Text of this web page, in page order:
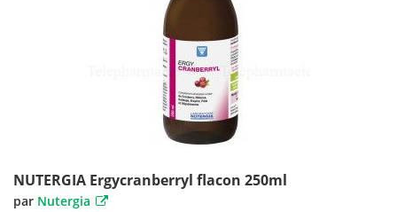
NUTERGIA Ergycranberryl flacon 250ml
par Nutergia